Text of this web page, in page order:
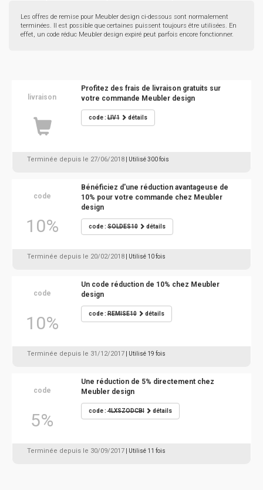
Les offres de remise pour Meubler design ci-dessous sont normalement
terminées. Il est possible que certaines puissent toujours être utilisées. En
effet, un code réduc Meubler design expiré peut parfois encore fonctionner.
livraison
Profitez des frais de livraison gratuits sur
votre commande Meubler design
code :LIV1 détails
Terminée depuis le 27/06/2018 | Utilisé 300 fois
code
10%
Bénéficiez d'une réduction avantageuse de
10% pour votre commande chez Meubler
design
code :SOLDES10 détails
Terminée depuis le 20/02/2018 | Utilisé 10 fois
code
10%
Un code réduction de 10% chez Meubler
design
code :REMISE10 détails
Terminée depuis le 31/12/2017 | Utilisé 19 fois
code
5%
Une réduction de 5% directement chez
Meubler design
code :4LXSZODCBI détails
Terminée depuis le 30/09/2017 | Utilisé 11 fois